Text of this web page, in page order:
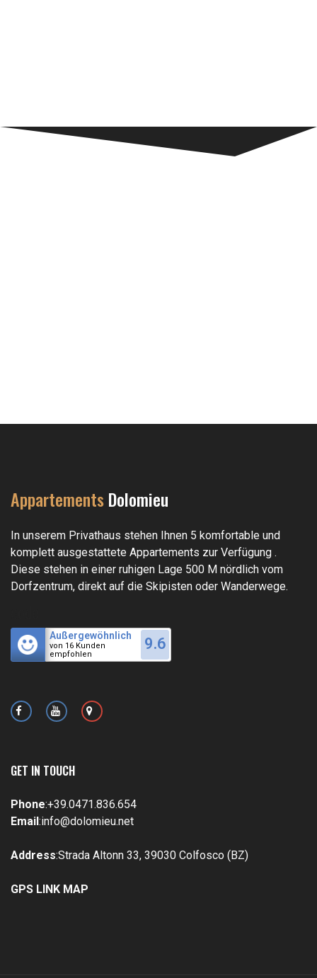
AppartementsDolomieu
In unserem Privathaus stehen Ihnen 5 komfortable und
komplett ausgestattete Appartements zur Verfügung .
Diese stehen in einer ruhigen Lage 500 M nördlich vom
Dorfzentrum, direkt auf die Skipisten oder Wanderwege.
Außergewöhnlich
von 16 Kunden
empfohlen
9.6
GET IN TOUCH
Phone:+39.0471.836.654
Email:info@dolomieu.net
Address:Strada Altonn 33, 39030 Colfosco (BZ)
GPS LINK MAP